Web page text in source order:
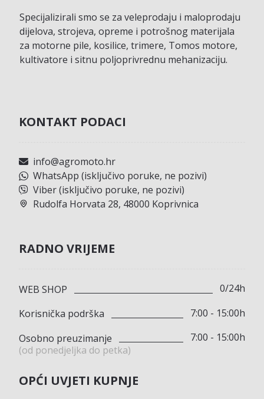
Specijalizirali smo se za veleprodaju i maloprodaju
dijelova, strojeva, opreme i potrošnog materijala
za motorne pile, kosilice, trimere, Tomos motore,
kultivatore i sitnu poljoprivrednu mehanizaciju.
KONTAKT PODACI
info@agromoto.hr
WhatsApp (isključivo poruke, ne pozivi)
Viber (isključivo poruke, ne pozivi)
Rudolfa Horvata 28, 48000 Koprivnica
RADNO VRIJEME
WEB SHOP
0/24h
Korisnička podrška
7:00 - 15:00h
Osobno preuzimanje
(od ponedjeljka do petka)
7:00 - 15:00h
OPĆI UVJETI KUPNJE